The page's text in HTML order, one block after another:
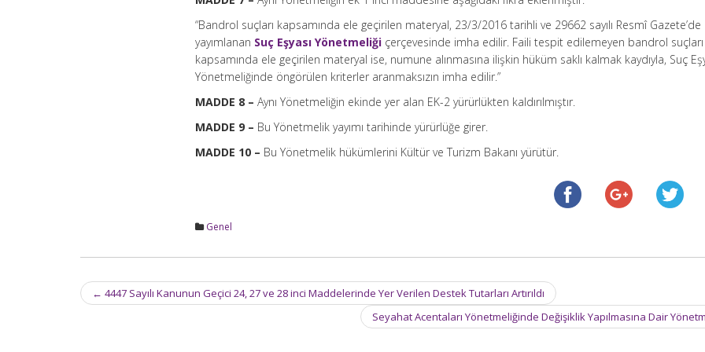
“Bandrol suçları kapsamında ele geçirilen materyal, 23/3/2016 tarihli ve 29662 sayılı Resmî Gazete’de
yayımlanan Suç Eşyası Yönetmeliği çerçevesinde imha edilir. Faili tespit edilemeyen bandrol suçları
kapsamında ele geçirilen materyal ise, numune alınmasına ilişkin hüküm saklı kalmak kaydıyla, Suç
Yönetmeliğinde öngörülen kriterler aranmaksızın imha edilir.”
MADDE 8 –Aynı Yönetmeliğin ekinde yer alan EK-2 yürürlükten kaldırılmıştır.
MADDE 9 – Bu Yönetmelik yayımı tarihinde yürürlüğe girer.
MADDE 10 – Bu Yönetmelik hükümlerini Kültür ve Turizm Bakanı yürütür.
Genel
Post
navigation
← 4447 Sayılı Kanunun Geçici 24, 27 ve 28 inci Maddelerinde Yer Verilen Destek Tutarları Artırıldı
Seyahat Acentaları Yönetmeliğinde Değişiklik Yapılmasına Dair